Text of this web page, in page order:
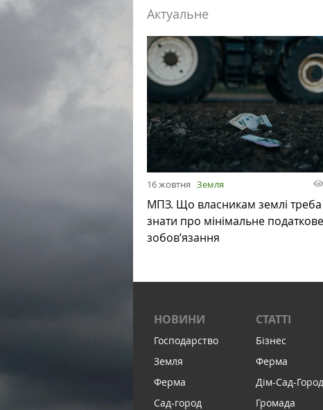
Актуальне
16 жовтня Земля
МПЗ. Що власникам землі треба
знати про мінімальне податкове
зобов’язання
НОВИНИ
Господарство
Земля
Ферма
Сад-город
СТАТТІ
Бізнес
Ферма
Дім-Сад-Город
Громада